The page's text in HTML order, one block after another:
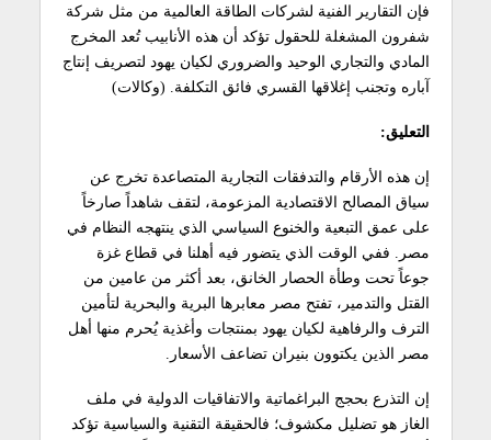
فإن التقارير الفنية لشركات الطاقة العالمية من مثل شركة
شفرون المشغلة للحقول تؤكد أن هذه الأنابيب تُعد المخرج
المادي والتجاري الوحيد والضروري لكيان يهود لتصريف إنتاج
آباره وتجنب إغلاقها القسري فائق التكلفة. (وكالات)
التعليق:
إن هذه الأرقام والتدفقات التجارية المتصاعدة تخرج عن
سياق المصالح الاقتصادية المزعومة، لتقف شاهداً صارخاً
على عمق التبعية والخنوع السياسي الذي ينتهجه النظام في
مصر. ففي الوقت الذي يتضور فيه أهلنا في قطاع غزة
جوعاً تحت وطأة الحصار الخانق، بعد أكثر من عامين من
القتل والتدمير، تفتح مصر معابرها البرية والبحرية لتأمين
الترف والرفاهية لكيان يهود بمنتجات وأغذية يُحرم منها أهل
مصر الذين يكتوون بنيران تضاعف الأسعار.
إن التذرع بحجج البراغماتية والاتفاقيات الدولية في ملف
الغاز هو تضليل مكشوف؛ فالحقيقة التقنية والسياسية تؤكد